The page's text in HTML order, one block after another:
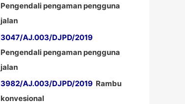
Pengendali pengaman pengguna
jalan
3047/AJ.003/DJPD/2019
Pengendali pengaman pengguna
jalan
3982/AJ.003/DJPD/2019 Rambu
konvesional